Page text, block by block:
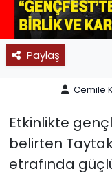
Paylaş
Cemile
Etkinlikte
belirten
etrafında